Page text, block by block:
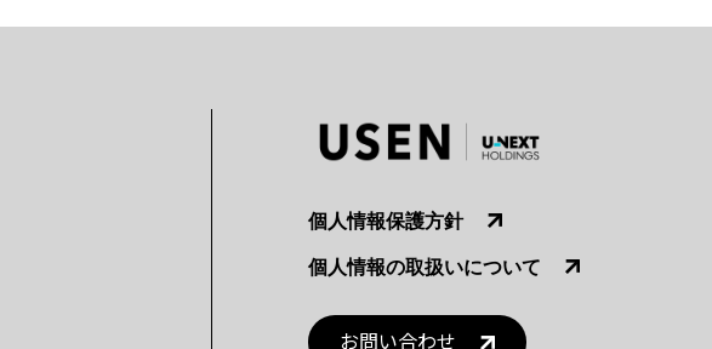
個人情報保護方針
個人情報の取扱いについて
お問い合わせ